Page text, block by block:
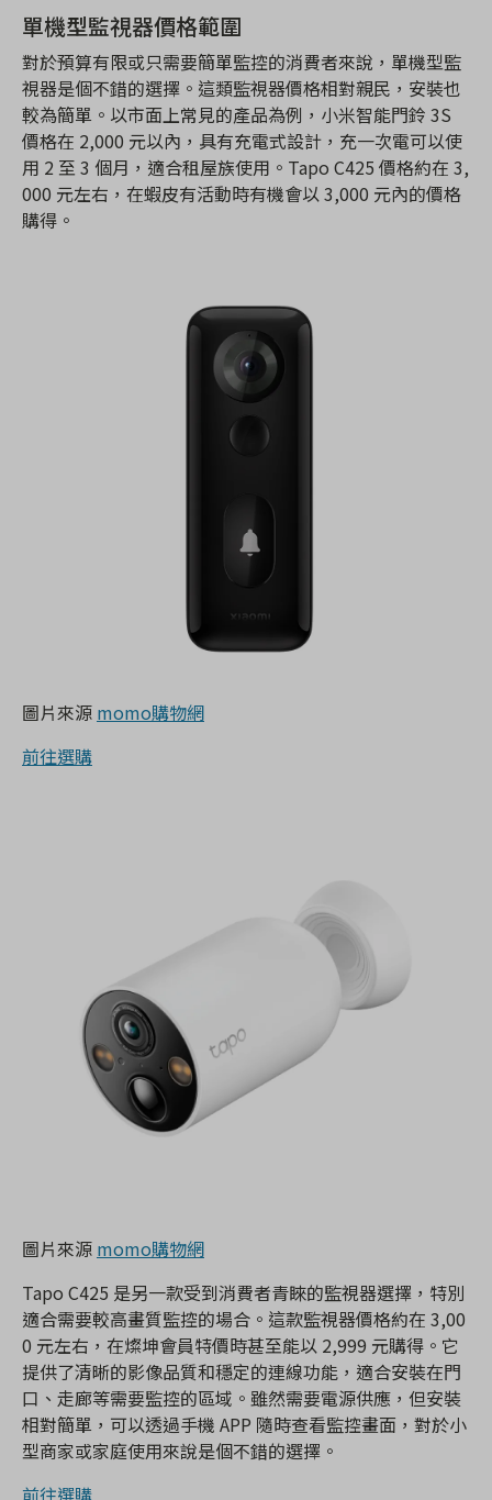
單機型監視器價格範圍
對於預算有限或只需要簡單監控的消費者來說，單機型監
視器是個不錯的選擇。這類監視器價格相對親民，安裝也
較為簡單。以市面上常見的產品為例，小米智能門鈴 3S
價格在 2,000 元以內，具有充電式設計，充一次電可以使
用 2 至 3 個月，適合租屋族使用。Tapo C425 價格約在 3,
000 元左右，在蝦皮有活動時有機會以 3,000 元內的價格
購得。
圖片來源 momo購物網
前往選購
圖片來源 momo購物網
Tapo C425 是另一款受到消費者青睞的監視器選擇，特別
適合需要較高畫質監控的場合。這款監視器價格約在 3,00
0 元左右，在燦坤會員特價時甚至能以 2,999 元購得。它
提供了清晰的影像品質和穩定的連線功能，適合安裝在門
口、走廊等需要監控的區域。雖然需要電源供應，但安裝
相對簡單，可以透過手機 APP 隨時查看監控畫面，對於小
型商家或家庭使用來說是個不錯的選擇。